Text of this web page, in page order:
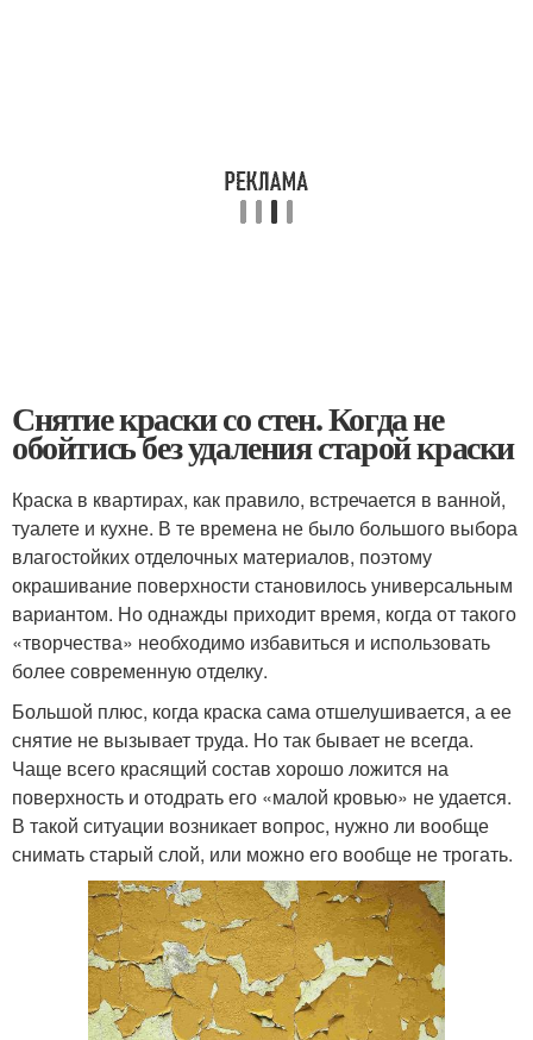
Снятие краски со стен. Когда не
обойтись без удаления старой краски
Краска в квартирах, как правило, встречается в ванной,
туалете и кухне. В те времена не было большого выбора
влагостойких отделочных материалов, поэтому
окрашивание поверхности становилось универсальным
вариантом. Но однажды приходит время, когда от такого
«творчества» необходимо избавиться и использовать
более современную отделку.
Большой плюс, когда краска сама отшелушивается, а ее
снятие не вызывает труда. Но так бывает не всегда.
Чаще всего красящий состав хорошо ложится на
поверхность и отодрать его «малой кровью» не удается.
В такой ситуации возникает вопрос, нужно ли вообще
снимать старый слой, или можно его вообще не трогать.